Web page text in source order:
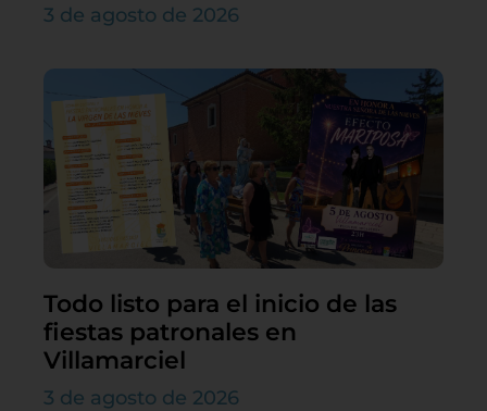
3 de agosto de 2026
Todo listo para el inicio de las
fiestas patronales en
Villamarciel
3 de agosto de 2026